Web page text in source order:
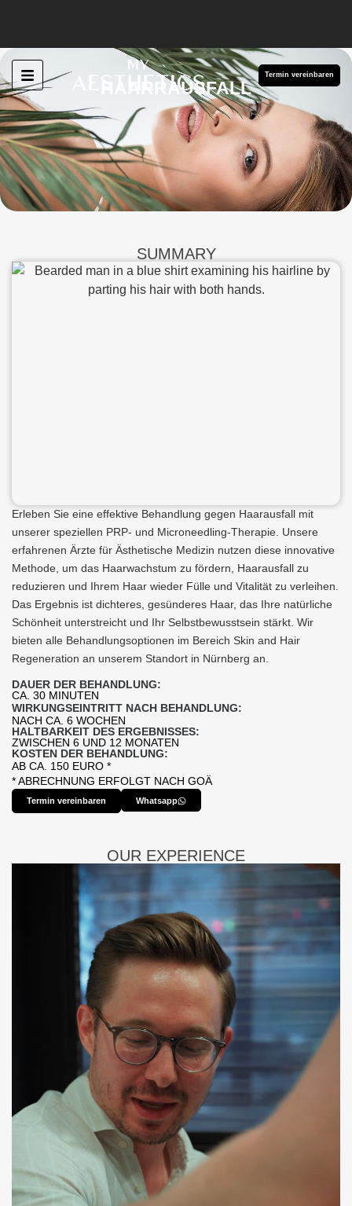
Termin vereinbaren
HAARRAUSFALL
SUMMARY
Erleben Sie eine effektive Behandlung gegen Haarausfall mit
unserer speziellen PRP- und Microneedling-Therapie. Unsere
erfahrenen Ärzte für Ästhetische Medizin nutzen diese innovative
Methode, um das Haarwachstum zu fördern, Haarausfall zu
reduzieren und Ihrem Haar wieder Fülle und Vitalität zu verleihen.
Das Ergebnis ist dichteres, gesünderes Haar, das Ihre natürliche
Schönheit unterstreicht und Ihr Selbstbewusstsein stärkt. Wir
bieten alle Behandlungsoptionen im Bereich Skin and Hair
Regeneration an unserem Standort in Nürnberg an.
DAUER DER BEHANDLUNG:
CA. 30 MINUTEN
WIRKUNGSEINTRITT NACH BEHANDLUNG:
NACH CA. 6 WOCHEN
HALTBARKEIT DES ERGEBNISSES:
ZWISCHEN 6 UND 12 MONATEN
KOSTEN DER BEHANDLUNG:
AB CA. 150 EURO *
* ABRECHNUNG ERFOLGT NACH GOÄ
Termin vereinbaren Whatsapp
OUR EXPERIENCE